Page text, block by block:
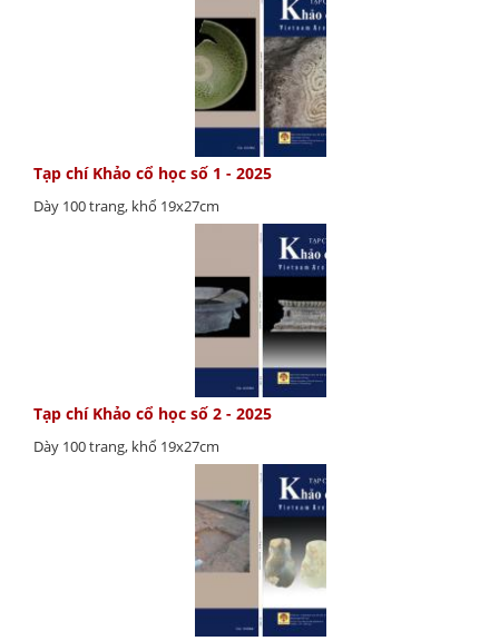
Tạp chí Khảo cổ học số 1 - 2025
Dày 100 trang, khổ 19x27cm
Tạp chí Khảo cổ học số 2 - 2025
Dày 100 trang, khổ 19x27cm